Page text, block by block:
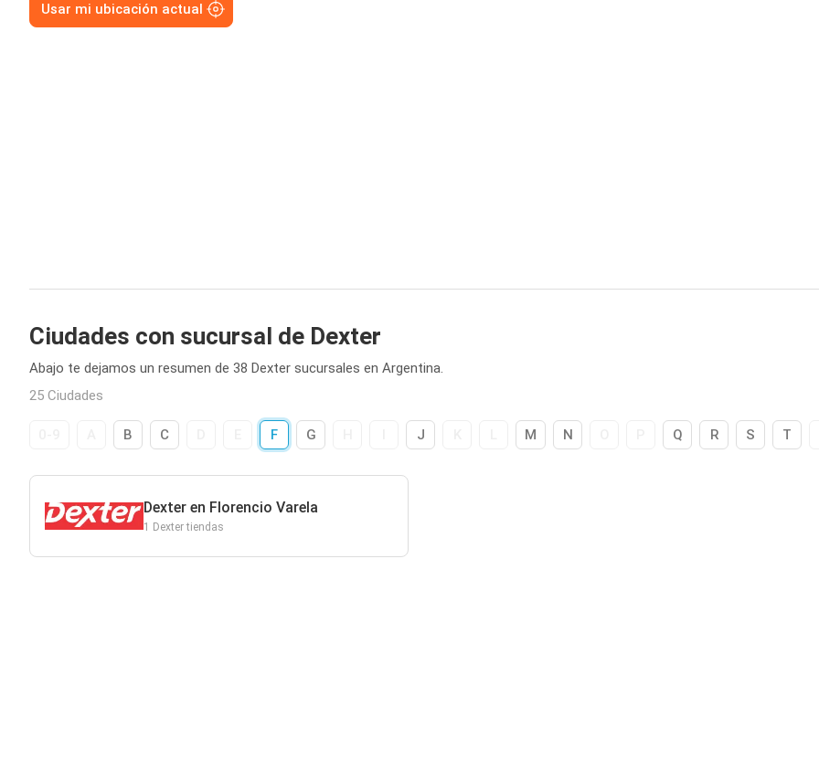
Usar mi ubicación actual
Ciudades con sucursal de Dexter
Abajo te dejamos un resumen de 38 Dexter sucursales en Argentina.
25 Ciudades
B C F G J M N Q R S T
Dexter en Florencio Varela
1 Dexter tiendas